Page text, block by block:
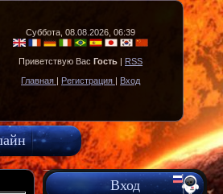
Суббота, 08.08.2026, 06:39
Приветствую Вас Гость | RSS
Главная | Регистрация | Вход
Вход